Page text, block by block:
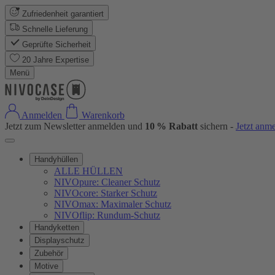
Zufriedenheit garantiert
Schnelle Lieferung
Geprüfte Sicherheit
20 Jahre Expertise
Menü
Anmelden
Warenkorb
Jetzt zum Newsletter anmelden und 10 % Rabatt sichern - Jetzt
Handyhüllen
ALLE HÜLLEN
NIVOpure: Cleaner Schutz
NIVOcore: Starker Schutz
NIVOmax: Maximaler Schutz
NIVOflip: Rundum-Schutz
Handyketten
Displayschutz
Zubehör
Motive